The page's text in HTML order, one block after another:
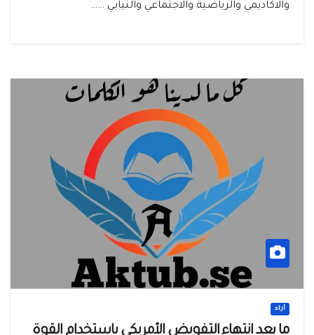
والاكاديمي والرياضية والاجتماعي والنيابي ……
أراء
ما بعد انتهاء التفويض الأمريكي باستخدام القوة